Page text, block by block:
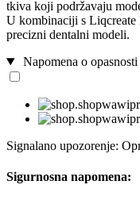
tkiva koji podržavaju
U kombinaciji s Liqcreate
precizni dentalni modeli.
Napomena o
Signalano upozorenje:
Sigurnosna napomena: